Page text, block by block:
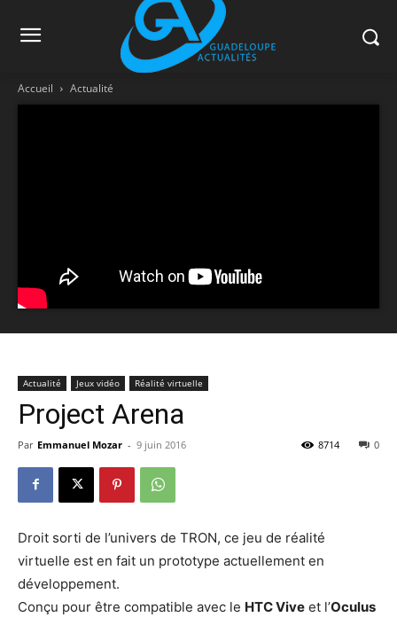
Accueil Actualité
Actualité Jeux vidéo Réalité virtuelle
Project Arena
Par Emmanuel Mozar - 9 juin 2016 0
8714
Droit sorti de l’univers de TRON, ce jeu de réalité
virtuelle est en fait un prototype actuellement en
développement.
Conçu pour être compatible avec le HTC Vive et l’Oculus